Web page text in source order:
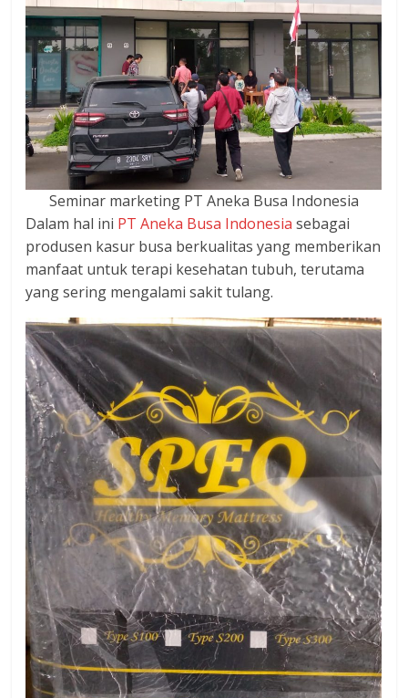
Seminar marketing PT Aneka Busa Indonesia
Dalam hal ini PT Aneka Busa Indonesia sebagai
produsen kasur busa berkualitas yang memberikan
manfaat untuk terapi kesehatan tubuh, terutama
yang sering mengalami sakit tulang.